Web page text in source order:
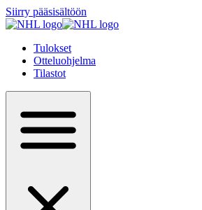
Siirry pääsisältöön
Tulokset
Otteluohjelma
Tilastot